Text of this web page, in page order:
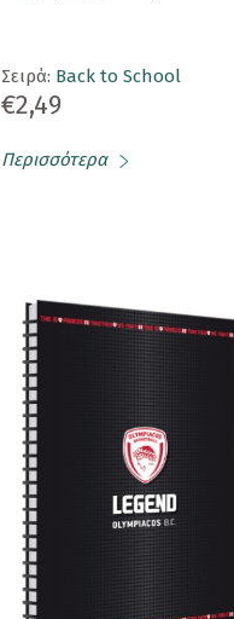
Σειρά: Back to School
€2,49
Περισσότερα